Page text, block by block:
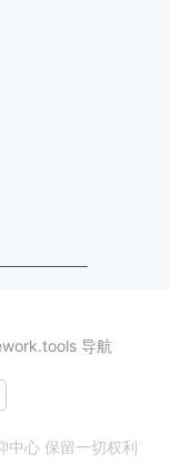
导航
心 保留一切权利